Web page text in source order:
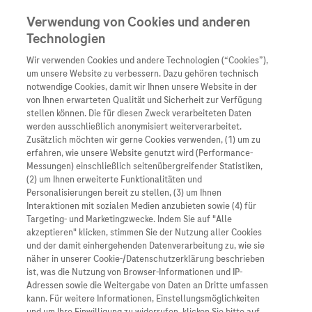
Unternehmen
Übersicht
Wer wir sind
Was uns antreibt
Unsere Standorte
Roche Stories
Events
Innovation
Übersicht
Forschung
Personalisierte
Digitalisierung
Blog Zukunftslabor
Übersicht
Unser Service für
Informationen zu
Diagnostik ist
Klinische Studien
Arzneimittel
Übersicht
Arzneimittel A-Z
Roche Pipeline
Roche Fachportal
Diagnostik
Kontakt
Presse
Karriere
Verwendung von Cookies und anderen
Technologien
Wir verwenden Cookies und andere Technologien (“Cookies”),
um unsere Website zu verbessern. Dazu gehören technisch
notwendige Cookies, damit wir Ihnen unsere Website in der
von Ihnen erwarteten Qualität und Sicherheit zur Verfügung
stellen können. Die für diesen Zweck verarbeiteten Daten
werden ausschließlich anonymisiert weiterverarbeitet.
Zusätzlich möchten wir gerne Cookies verwenden, (1) um zu
erfahren, wie unsere Website genutzt wird (Performance-
Messungen) einschließlich seitenübergreifender Statistiken,
(2) um Ihnen erweiterte Funktionalitäten und
Personalisierungen bereit zu stellen, (3) um Ihnen
Interaktionen mit sozialen Medien anzubieten sowie (4) für
Targeting- und Marketingzwecke. Indem Sie auf "Alle
akzeptieren" klicken, stimmen Sie der Nutzung aller Cookies
und der damit einhergehenden Datenverarbeitung zu, wie sie
näher in unserer Cookie-/Datenschutzerklärung beschrieben
ist, was die Nutzung von Browser-Informationen und IP-
Adressen sowie die Weitergabe von Daten an Dritte umfassen
kann. Für weitere Informationen, Einstellungsmöglichkeiten